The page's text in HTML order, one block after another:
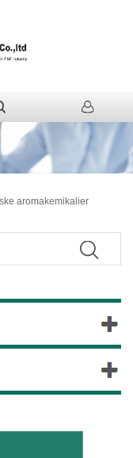
aromakemikalier